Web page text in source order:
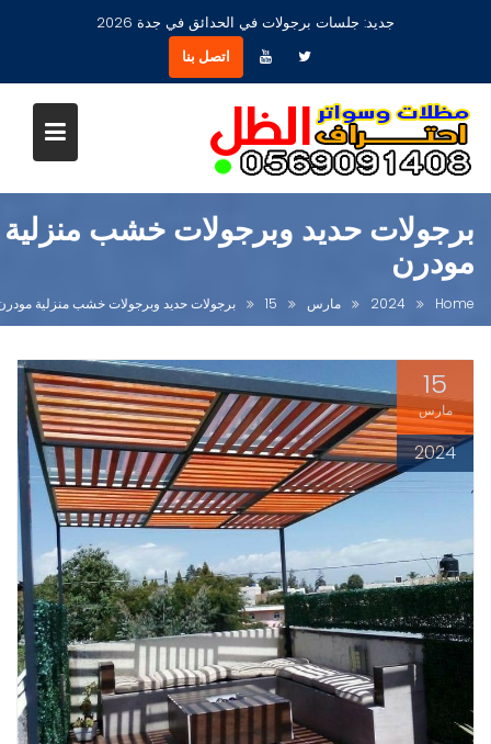
مظلات جلسات حدائق أشكال مودرن عصرية جديدة بجدة
اتصل بنا
برجولات حديد وبرجولات خشب منزلية
مودرن
Home
2024 مارس 15 برجولات حديد وبرجولات خشب منزلية
15
مارس
2024